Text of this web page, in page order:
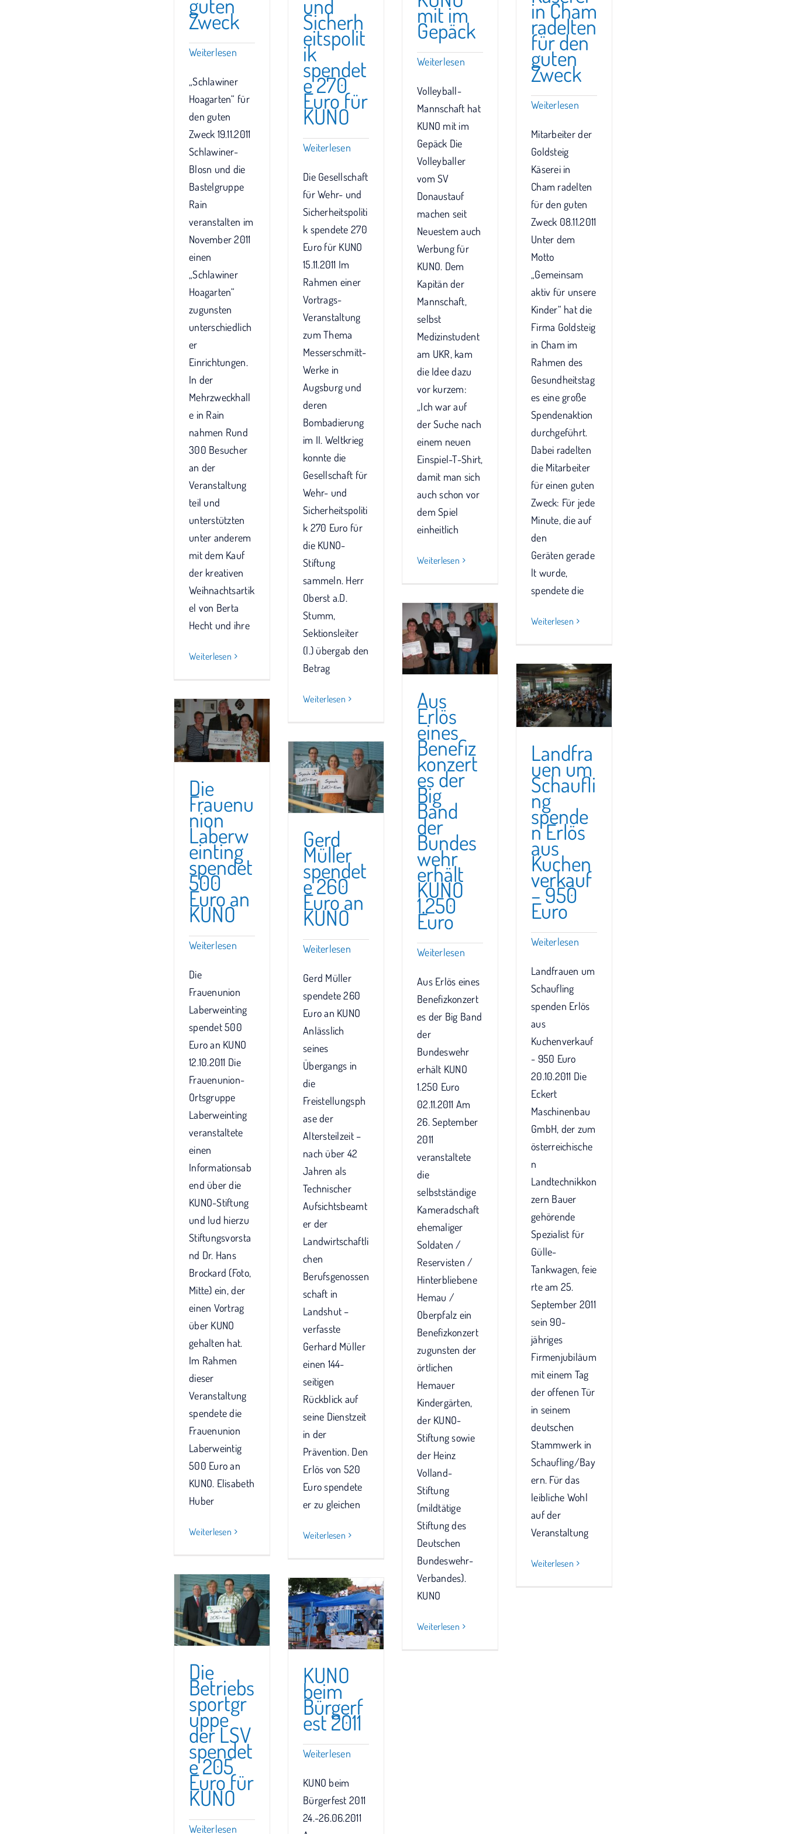
guten
Zweck
Weiterlesen
„Schlawiner
Hoagarten“ für
den guten
Zweck 19.11.2011
Schlawiner-
Blosn und die
Bastelgruppe
Rain
veranstalten im
November 2011
einen
„Schlawiner
Hoagarten“
zugunsten
unterschiedlich
er
Einrichtungen.
In der
Mehrzweckhall
e in Rain
nahmen Rund
300 Besucher
an der
Veranstaltung
teil und
unterstützten
unter anderem
mit dem Kauf
der kreativen
Weihnachtsartik
el von Berta
Hecht und ihre
Weiterlesen
und
Sicherh
eitspolit
ik
spendet
e 270
Euro für
KUNO
Weiterlesen
Die Gesellschaft
für Wehr- und
Sicherheitspoliti
k spendete 270
Euro für KUNO
15.11.2011 Im
Rahmen einer
Vortrags-
Veranstaltung
zum Thema
Messerschmitt-
Werke in
Augsburg und
deren
Bombadierung
im II. Weltkrieg
konnte die
Gesellschaft für
Wehr- und
Sicherheitspoliti
k 270 Euro für
die KUNO-
Stiftung
sammeln. Herr
Oberst a.D.
Stumm,
Sektionsleiter
(l.) übergab den
Betrag
Weiterlesen
mit im
Gepäck
Weiterlesen
Volleyball-
Mannschaft hat
KUNO mit im
Gepäck Die
Volleyballer
vom SV
Donaustauf
machen seit
Neuestem auch
Werbung für
KUNO. Dem
Kapitän der
Mannschaft,
selbst
Medizinstudent
am UKR, kam
die Idee dazu
vor kurzem:
„Ich war auf
der Suche nach
einem neuen
Einspiel-T-Shirt,
damit man sich
auch schon vor
dem Spiel
einheitlich
Weiterlesen
in Cham
radelten
für den
guten
Zweck
Weiterlesen
Mitarbeiter der
Goldsteig
Käserei in
Cham radelten
für den guten
Zweck 08.11.2011
Unter dem
Motto
„Gemeinsam
aktiv für unsere
Kinder“ hat die
Firma Goldsteig
in Cham im
Rahmen des
Gesundheitstag
es eine große
Spendenaktion
durchgeführt.
Dabei radelten
die Mitarbeiter
für einen guten
Zweck: Für jede
Minute, die auf
den
Geräten gerade
lt wurde,
spendete die
Weiterlesen
Aus Erlös eines
Benefizkonzertes der
Bundeswehr erhält
Aus
Erlös
eines
Benefiz
konzert
es der
Big
Band
der
Bundes
wehr
erhält
KUNO
1.250
Euro
Weiterlesen
Aus Erlös eines
Benefizkonzert
es der Big Band
der
Bundeswehr
erhält KUNO
1.250 Euro
02.11.2011 Am
26. September
2011
veranstaltete
die
selbstständige
Kameradschaft
ehemaliger
Soldaten /
Reservisten /
Hinterbliebene
Hemau /
Oberpfalz ein
Benefizkonzert
zugunsten der
örtlichen
Hemauer
Kindergärten,
der KUNO-
Stiftung sowie
der Heinz
Volland-
Stiftung
(mildtätige
Stiftung des
Deutschen
Bundeswehr-
Verbandes).
KUNO
Weiterlesen
Landfrauen um
Schaufling spenden
Erlös aus
Kuchenverkauf – 950
Landfra
uen um
Schaufli
ng
spende
n Erlös
aus
Kuchen
verkauf
– 950
Euro
Weiterlesen
Landfrauen um
Schaufling
spenden Erlös
aus
Kuchenverkauf
- 950 Euro
20.10.2011 Die
Eckert
Maschinenbau
GmbH, der zum
österreichische
n
Landtechnikkon
zern Bauer
gehörende
Spezialist für
Gülle-
Tankwagen, feie
rte am 25.
September 2011
sein 90-
jähriges
Firmenjubiläum
mit einem Tag
der offenen Tür
in seinem
deutschen
Stammwerk in
Schaufling/Bay
ern. Für das
leibliche Wohl
auf der
Veranstaltung
Weiterlesen
Die Frauenunion
Laberweinting
spendet 500 Euro an
KUNO
Die
Frauenu
nion
Laberw
einting
spendet
500
Euro an
KUNO
Weiterlesen
Die
Frauenunion
Laberweinting
spendet 500
Euro an KUNO
12.10.2011 Die
Frauenunion-
Ortsgruppe
Laberweinting
veranstaltete
einen
Informationsab
end über die
KUNO-Stiftung
und lud hierzu
Stiftungsvorsta
nd Dr. Hans
Brockard (Foto,
Mitte) ein, der
einen Vortrag
über KUNO
gehalten hat.
Im Rahmen
dieser
Veranstaltung
spendete die
Frauenunion
Laberweintig
500 Euro an
KUNO. Elisabeth
Huber
Weiterlesen
Gerd Müller spendete
260 Euro an KUNO
Gerd
Müller
spendet
e 260
Euro an
KUNO
Weiterlesen
Gerd Müller
spendete 260
Euro an KUNO
Anlässlich
seines
Übergangs in
die
Freistellungsph
ase der
Altersteilzeit –
nach über 42
Jahren als
Technischer
Aufsichtsbeamt
er der
Landwirtschaftli
chen
Berufsgenossen
schaft in
Landshut –
verfasste
Gerhard Müller
einen 144-
seitigen
Rückblick auf
seine Dienstzeit
in der
Prävention. Den
Erlös von 520
Euro spendete
er zu gleichen
Weiterlesen
Die
Betriebssportgruppe
der LSV spendete
205 Euro für KUNO
Die
Betriebs
sportgr
uppe
der LSV
spendet
e 205
Euro für
KUNO
Weiterlesen
KUNO beim
Bürgerfest 2011
KUNO
beim
Bürgerf
est 2011
Weiterlesen
KUNO beim
Bürgerfest 2011
24.-26.06.2011